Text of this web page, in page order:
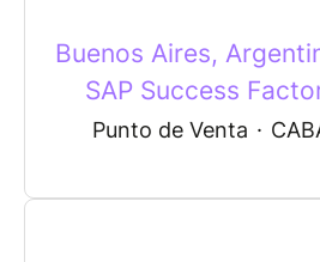
Buenos Aires,
SAP Success
Punto de Venta ·